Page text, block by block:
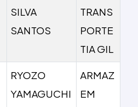
SILVA
SANTOS
TRANS
PORTE
TIA GIL
RYOZO
YAMAGUCHI
ARMAZ
EM